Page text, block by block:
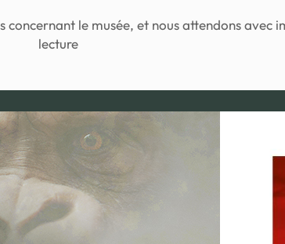
concernant le musée, et nous attendons avec
lecture